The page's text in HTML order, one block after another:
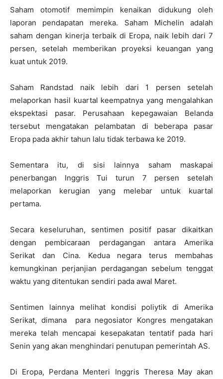
Saham otomotif memimpin kenaikan didukung oleh
laporan pendapatan mereka. Saham Michelin adalah
saham dengan kinerja terbaik di Eropa, naik lebih dari 7
persen, setelah memberikan proyeksi keuangan yang
kuat untuk 2019.
Saham Randstad naik lebih dari 1 persen setelah
melaporkan hasil kuartal keempatnya yang mengalahkan
ekspektasi pasar. Perusahaan kepegawaian Belanda
tersebut mengatakan pelambatan di beberapa pasar
Eropa pada akhir tahun lalu tidak terbawa ke 2019.
Sementara itu, di sisi lainnya saham maskapai
penerbangan Inggris Tui turun 7 persen setelah
melaporkan kerugian yang melebar untuk kuartal
pertama.
Secara keseluruhan, sentimen positif pasar dikaitkan
dengan pembicaraan perdagangan antara Amerika
Serikat dan Cina. Kedua negara terus membahas
kemungkinan perjanjian perdagangan sebelum tenggat
waktu yang ditentukan sendiri pada awal Maret.
Sentimen lainnya melihat kondisi poliytik di Amerika
Serikat, dimana para negosiator Kongres mengatakan
mereka telah mencapai kesepakatan tentatif pada hari
Senin yang akan menghindari penutupan pemerintah AS.
Di Eropa, Perdana Menteri Inggris Theresa May akan